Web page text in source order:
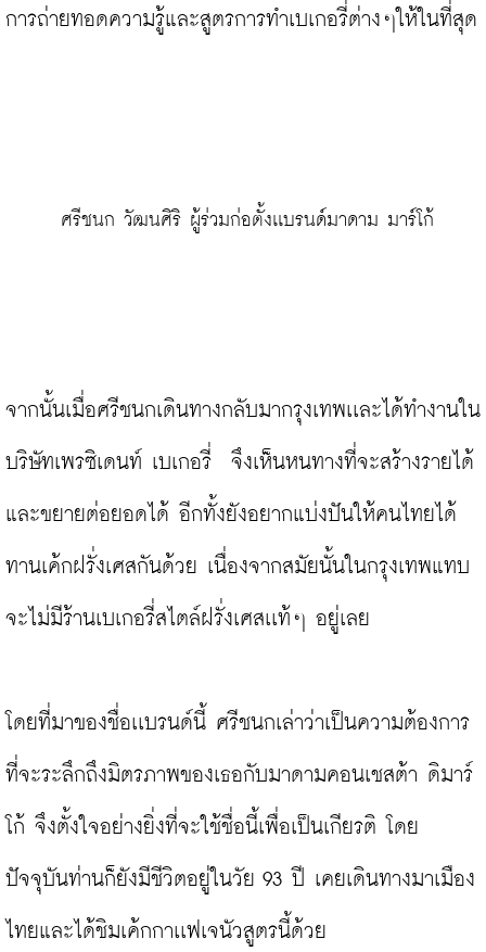
การถ่ายทอดความรู้และสูตรการทำเบเกอรี่ต่างๆให้ในที่สุด
ศรีชนก วัฒนศิริ ผู้ร่วมก่อตั้งเเบรนด์มาดาม มาร์โก้
จากนั้นเมื่อศรีชนกเดินทางกลับมากรุงเทพเเละได้ทำงานใน
บริษัทเพรซิเดนท์ เบเกอรี่  จึงเห็นหนทางที่จะสร้างรายได้
และขยายต่อยอดได้ อีกทั้งยังอยากแบ่งปันให้คนไทยได้
ทานเค้กฝรั่งเศสกันด้วย เนื่องจากสมัยนั้นในกรุงเทพแทบ
จะไม่มีร้านเบเกอรี่สไตล์ฝรั่งเศสเเท้ๆ อยู่เลย
โดยที่มาของชื่อเเบรนด์นี้ ศรีชนกเล่าว่าเป็นความต้องการ
ที่จะระลึกถึงมิตรภาพของเธอกับมาดามคอนเชสต้า ดิมาร์
โก้ จึงตั้งใจอย่างยิ่งที่จะใช้ชื่อนี้เพื่อเป็นเกียรติ โดย
ปัจจุบันท่านก็ยังมีชีวิตอยู่ในวัย 93 ปี เคยเดินทางมาเมือง
ไทยและได้ชิมเค้กกาเเฟเจนัวสูตรนี้ด้วย